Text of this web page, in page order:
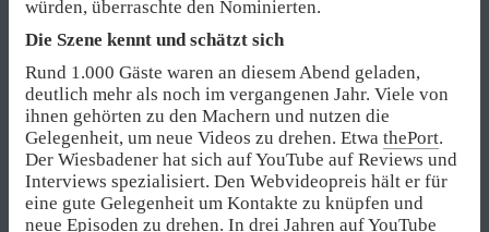
würden, überraschte den Nominierten.
Die Szene kennt und schätzt sich
Rund 1.000 Gäste waren an diesem Abend geladen,
deutlich mehr als noch im vergangenen Jahr. Viele von
ihnen gehörten zu den Machern und nutzen die
Gelegenheit, um neue Videos zu drehen. Etwa thePort.
Der Wiesbadener hat sich auf YouTube auf Reviews und
Interviews spezialisiert. Den Webvideopreis hält er für
eine gute Gelegenheit um Kontakte zu knüpfen und
neue Episoden zu drehen. In drei Jahren auf YouTube